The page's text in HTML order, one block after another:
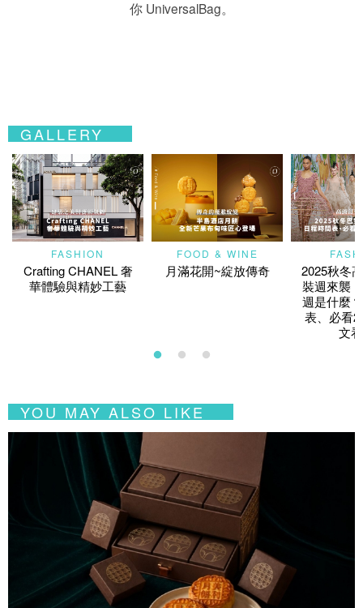
你 UniversalBag。
GALLERY
FASHION
Crafting CHANEL 奢
華體驗與精妙工藝
FOOD & WINE
月滿花開~綻放傳奇
2025秋冬
裝週來襲
週是什麼
表、必看
文
YOU MAY ALSO LIKE